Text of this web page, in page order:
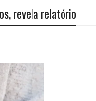
revela relatório